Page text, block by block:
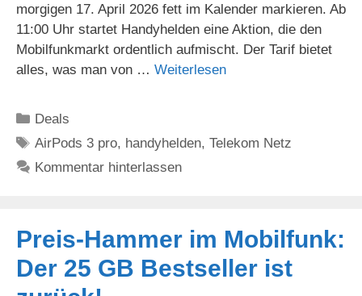
morgigen 17. April 2026 fett im Kalender markieren. Ab
11:00 Uhr startet Handyhelden eine Aktion, die den
Mobilfunkmarkt ordentlich aufmischt. Der Tarif bietet
alles, was man von … Weiterlesen
Kategorien
Deals
Schlagwörter
AirPods 3 pro, handyhelden,Telekom Netz
Kommentar hinterlassen
Preis-Hammer im Mobilfunk:
Der 25 GB Bestseller ist